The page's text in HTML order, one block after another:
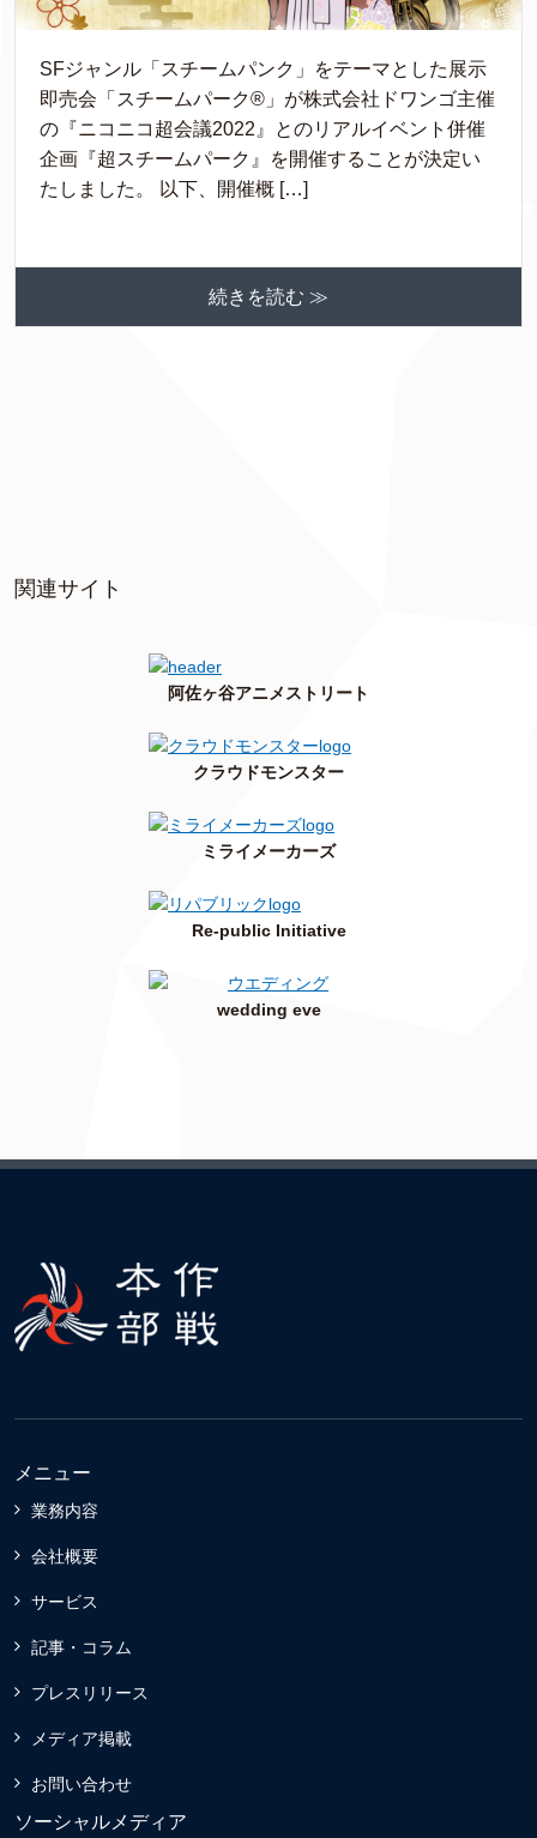
SFジャンル「スチームパンク」をテーマとした展示
即売会「スチームパーク®︎」が株式会社ドワンゴ主催
の『ニコニコ超会議2022』とのリアルイベント併催
企画『超スチームパーク』を開催することが決定い
たしました。 以下、開催概 […]
続きを読む ≫
関連サイト
阿佐ヶ谷アニメストリート
クラウドモンスター
ミライメーカーズ
Re-public Initiative
wedding eve
メニュー
業務内容
会社概要
サービス
記事・コラム
プレスリリース
メディア掲載
お問い合わせ
ソーシャルメディア